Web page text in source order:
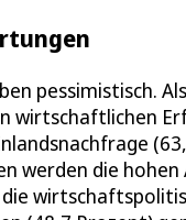
pessimistisch.
wirtschaftlichen
werden die